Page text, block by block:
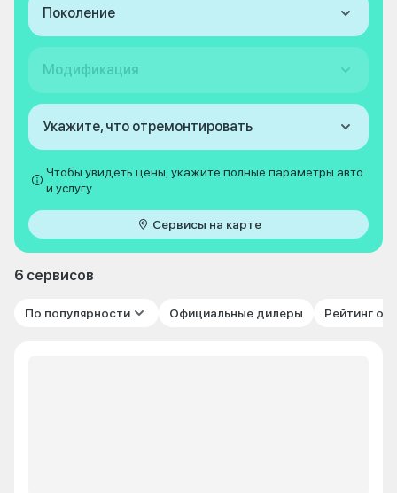
Поколение
Модификация
Укажите, что отремонтировать
Чтобы увидеть цены, укажите полные параметры авто
и услугу
Сервисы на карте
6 сервисов
По популярности Официальные дилеры Рейтинг